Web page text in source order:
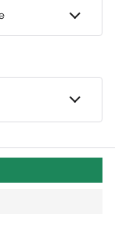
in
Das
sein
Es